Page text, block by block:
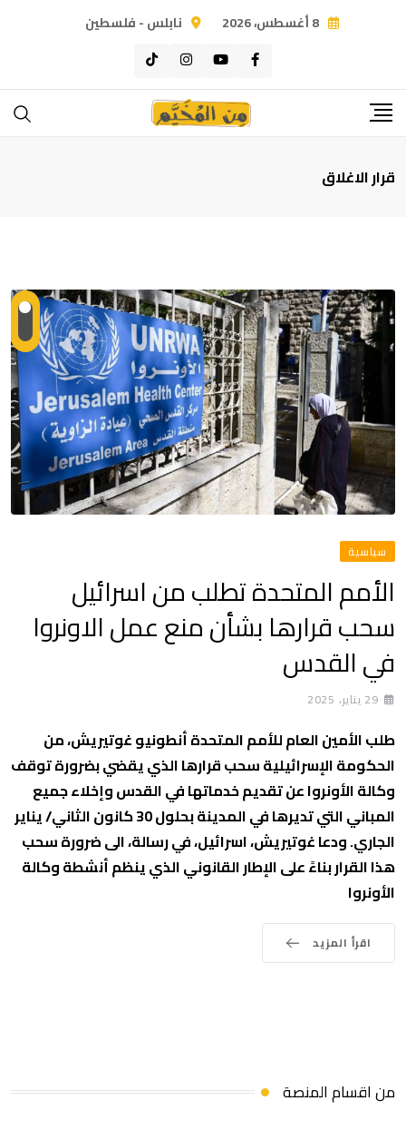
8 أغسطس، 2026 نابلس - فلسطين
قرار الاغلاق
سياسية
الأمم المتحدة تطلب من اسرائيل
سحب قرارها بشأن منع عمل الاونروا
في القدس
29 يناير، 2025
طلب الأمين العام للأمم المتحدة أنطونيو غوتيريش، من
الحكومة الإسرائيلية سحب قرارها الذي يقضي بضرورة توقف
وكالة الأونروا عن تقديم خدماتها في القدس وإخلاء جميع
المباني التي تديرها في المدينة بحلول 30 كانون الثاني/ يناير
الجاري. ودعا غوتيريش، اسرائيل، في رسالة، الى ضرورة سحب
هذا القرار بناءً على الإطار القانوني الذي ينظم أنشطة وكالة
الأونروا
اقرأ المزيد
من اقسام المنصة